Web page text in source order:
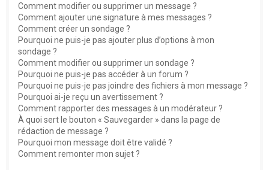
Comment modifier ou supprimer un message ?
Comment ajouter une signature à mes messages ?
Comment créer un sondage ?
Pourquoi ne puis-je pas ajouter plus d’options à mon
sondage ?
Comment modifier ou supprimer un sondage ?
Pourquoi ne puis-je pas accéder à un forum ?
Pourquoi ne puis-je pas joindre des fichiers à mon message ?
Pourquoi ai-je reçu un avertissement ?
Comment rapporter des messages à un modérateur ?
À quoi sert le bouton « Sauvegarder » dans la page de
rédaction de message ?
Pourquoi mon message doit être validé ?
Comment remonter mon sujet ?